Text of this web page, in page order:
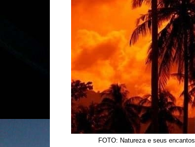
FOTO: Natureza e seus encantos